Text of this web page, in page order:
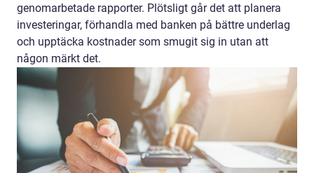
genomarbetade rapporter. Plötsligt går det att planera
investeringar, förhandla med banken på bättre underlag
och upptäcka kostnader som smugit sig in utan att
någon märkt det.